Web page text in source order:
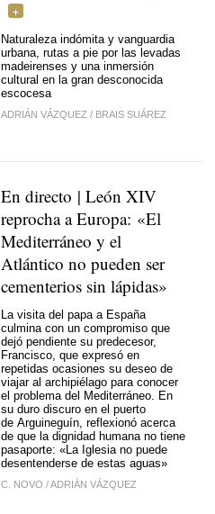
Naturaleza indómita y vanguardia
urbana, rutas a pie por las levadas
madeirenses y una inmersión
cultural en la gran desconocida
escocesa
ADRIÁN VÁZQUEZ / BRAIS SUÁREZ
En directo | León XIV
reprocha a Europa: «El
Mediterráneo y el
Atlántico no pueden ser
cementerios sin lápidas»
La visita del papa a España
culmina con un compromiso que
dejó pendiente su predecesor,
Francisco, que expresó en
repetidas ocasiones su deseo de
viajar al archipiélago para conocer
el problema del Mediterráneo. En
su duro discuro en el puerto
de Arguineguín, reflexionó acerca
de que la dignidad humana no tiene
pasaporte: «La Iglesia no puede
desentenderse de estas aguas»
C. NOVO /ADRIÁN VÁZQUEZ